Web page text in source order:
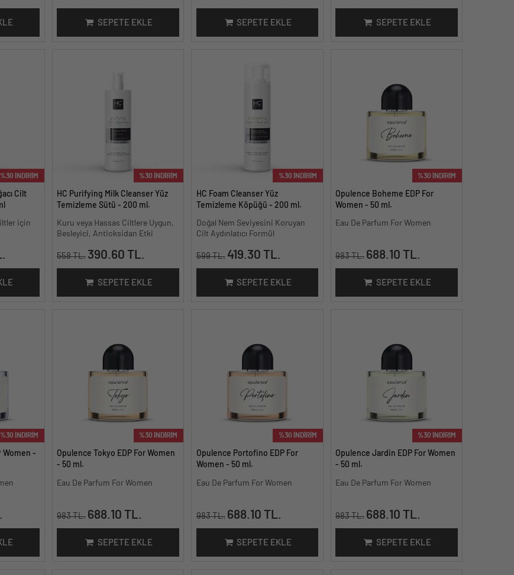
SEPETE EKLE SEPETE EKLE SEPETE EKLE
%30 İNDİRİM
Cilt
için
%30 İNDİRİM
HC Purifying Milk Cleanser Yüz
Temizleme Sütü - 200 ml.
Kuru veya Hassas Ciltlere Uygun,
Besleyici, Antioksidan Etki
558 TL. 390.60 TL.
SEPETE EKLE
%30 İNDİRİM
HC Foam Cleanser Yüz
Temizleme Köpüğü - 200 ml.
Doğal Nem Seviyesini Koruyan
Cilt Aydınlatıcı Formül
599 TL. 419.30 TL.
SEPETE EKLE
%30 İNDİRİM
Opulence Boheme EDP For
Women - 50 ml.
Eau De Parfum For Women
983 TL. 688.10 TL.
SEPETE EKLE
%30 İNDİRİM
Women -
%30 İNDİRİM
Opulence Tokyo EDP For Women
- 50 ml.
Eau De Parfum For Women
983 TL. 688.10 TL.
SEPETE EKLE
%30 İNDİRİM
Opulence Portofino EDP For
Women - 50 ml.
Eau De Parfum For Women
983 TL. 688.10 TL.
SEPETE EKLE
%30 İNDİRİM
Opulence Jardin EDP For Women
- 50 ml.
Eau De Parfum For Women
983 TL. 688.10 TL.
SEPETE EKLE